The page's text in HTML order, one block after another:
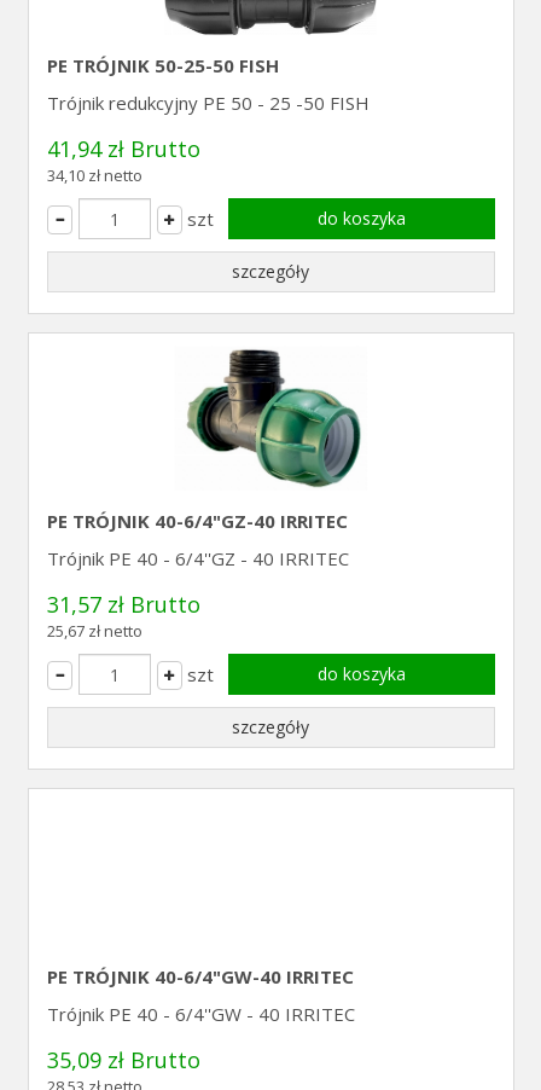
PE TRÓJNIK 50-25-50 FISH
Trójnik redukcyjny PE 50 - 25 -50 FISH
41,94 zł Brutto
34,10 zł netto
szt do koszyka
szczegóły
PE TRÓJNIK 40-6/4"GZ-40 IRRITEC
Trójnik PE 40 - 6/4''GZ - 40 IRRITEC
31,57 zł Brutto
25,67 zł netto
szt do koszyka
szczegóły
PE TRÓJNIK 40-6/4"GW-40 IRRITEC
Trójnik PE 40 - 6/4''GW - 40 IRRITEC
35,09 zł Brutto